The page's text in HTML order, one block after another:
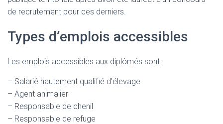
de recrutement pour ces derniers.
Types d’emplois accessibles
Les emplois accessibles aux diplômés sont :
– Salarié hautement qualifié d’élevage
– Agent animalier
– Responsable de chenil
– Responsable de refuge